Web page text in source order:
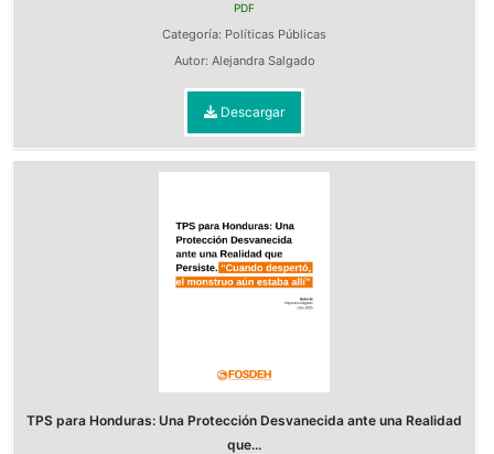
PDF
Categoría: Políticas Públicas
Autor: Alejandra Salgado
Descargar
TPS para Honduras: Una Protección Desvanecida ante una Realidad
que...